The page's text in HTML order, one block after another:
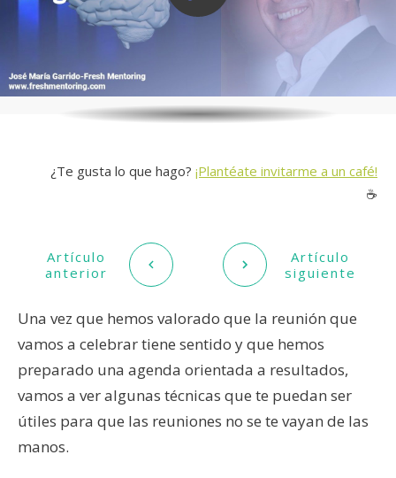
¿Te gusta lo que hago? ¡Plantéate invitarme a un café!
☕️
Artículo
anterior
Artículo
siguiente
Una vez que hemos valorado que la reunión que
vamos a celebrar tiene sentido y que hemos
preparado una agenda orientada a resultados,
vamos a ver algunas técnicas que te puedan ser
útiles para que las reuniones no se te vayan de las
manos.